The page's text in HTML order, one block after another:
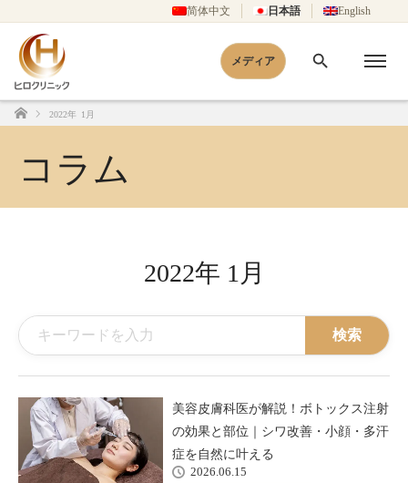
简体中文 日本語 English
メディア
ホーム
2022年 1月
コラム
2022年 1月
検索
美容皮膚科医が解説！ボトックス注射
の効果と部位｜シワ改善・小顔・多汗
症を自然に叶える
2026.06.15